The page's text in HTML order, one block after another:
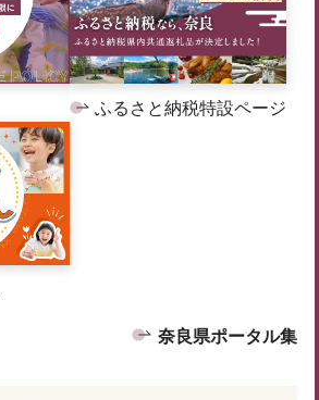
ふるさと納税特設ページ
奈良県ポータル集